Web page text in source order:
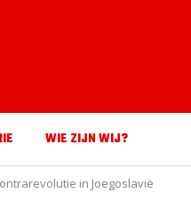
WIE ZIJN WIJ?
in Joegoslavië